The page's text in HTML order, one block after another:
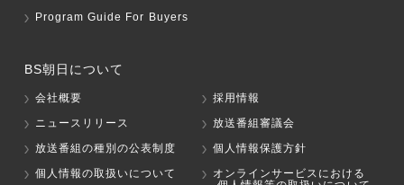
Program Guide For Buyers
BS朝日について
会社概要
採用情報
ニュースリリース
放送番組審議会
放送番組の種別の公表制度
個人情報保護方針
個人情報の取扱いについて
オンラインサービスにおける